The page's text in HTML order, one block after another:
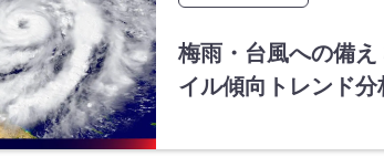
梅雨・台風への備
イル傾向トレンド分